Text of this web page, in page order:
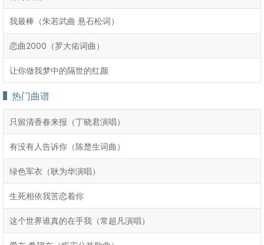
我最棒（朱若武曲 悬石松词）
恋曲2000（罗大佑词曲）
让你做我梦中的隔世的红颜
热门曲谱
只留清香春来报（丁晓君演唱）
有没有人告诉你（陈楚生词曲）
绿色军衣（耿为华演唱）
生死相依我苦恋着你
这个世界谁真的在乎我（常超凡演唱）